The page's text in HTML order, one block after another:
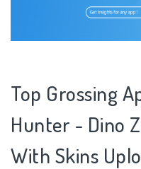
Top Grossing
Hunter - Dino
With Skins